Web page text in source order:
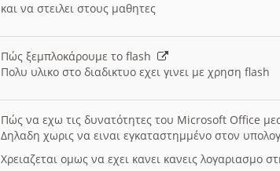
και να στειλει στους μαθητες
Πώς ξεμπλοκάρουμε το flash
Πολυ υλικο στο διαδικτυο εχει γινει με χρηση flash
Πώς να εχω τις δυνατότητες του Microsoft Office
Δηλαδη χωρις να ειναι εγκαταστημμένο στον
Χρειαζεται ομως να εχει κανει κανεις λογαριασμο